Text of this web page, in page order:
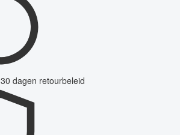
30 dagen retourbeleid